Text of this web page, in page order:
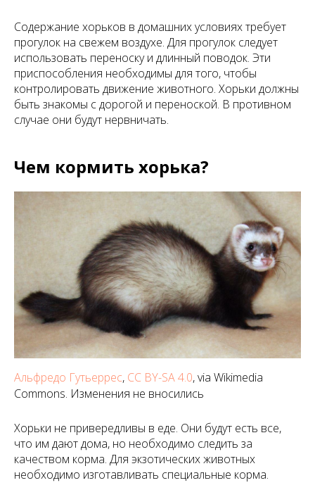
Содержание хорьков в домашних условиях требует
прогулок на свежем воздухе. Для прогулок следует
использовать переноску и длинный поводок. Эти
приспособления необходимы для того, чтобы
контролировать движение животного. Хорьки должны
быть знакомы с дорогой и переноской. В противном
случае они будут нервничать.
Чем кормить хорька?
Альфредо Гутьеррес, CC BY-SA 4.0, via Wikimedia
Commons. Изменения не вносились
Хорьки не привередливы в еде. Они будут есть все,
что им дают дома, но необходимо следить за
качеством корма. Для экзотических животных
необходимо изготавливать специальные корма.